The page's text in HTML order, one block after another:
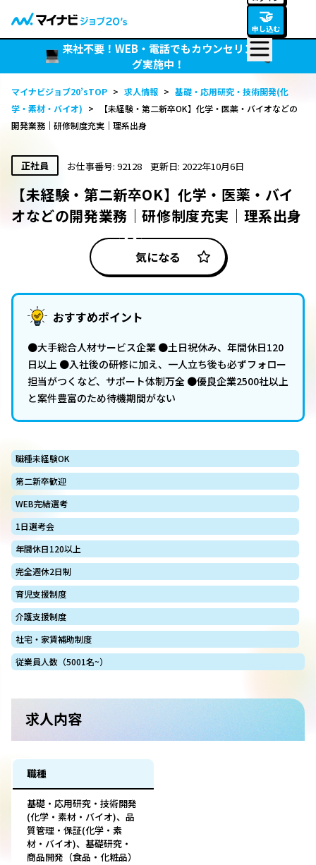
🤝
申し込む
来社不要！WEB・電話でもカウンセリン
グ実施中！
マイナビジョブ20’sTOP > 求人情報 > 基礎・応用研究・技術開発(化
学・素材・バイオ) >
【未経験・第二新卒OK】化学・医薬・バイオなどの
開発業務｜研修制度充実｜理系出身
正社員 お仕事番号: 92128 更新日: 2022年10月6日
【未経験・第二新卒OK】化学・医薬・バイ
オなどの開発業務｜研修制度充実｜理系出身
気になる
おすすめポイント
●大手総合人材サービス企業 ●土日祝休み、年間休日120
日以上 ●入社後の研修に加え、一人立ち後も必ずフォロー
担当がつくなど、サポート体制万全 ●優良企業2500社以上
と案件豊富のため待機期間がない
職種未経験OK
第二新卒歓迎
WEB完結選考
1日選考会
年間休日120以上
完全週休2日制
育児支援制度
介護支援制度
社宅・家賃補助制度
従業員人数（5001名~）
求人内容
職種
基礎・応用研究・技術開発
(化学・素材・バイオ)、品
質管理・保証(化学・素
材・バイオ)、基礎研究・
商品開発（食品・化粧品）